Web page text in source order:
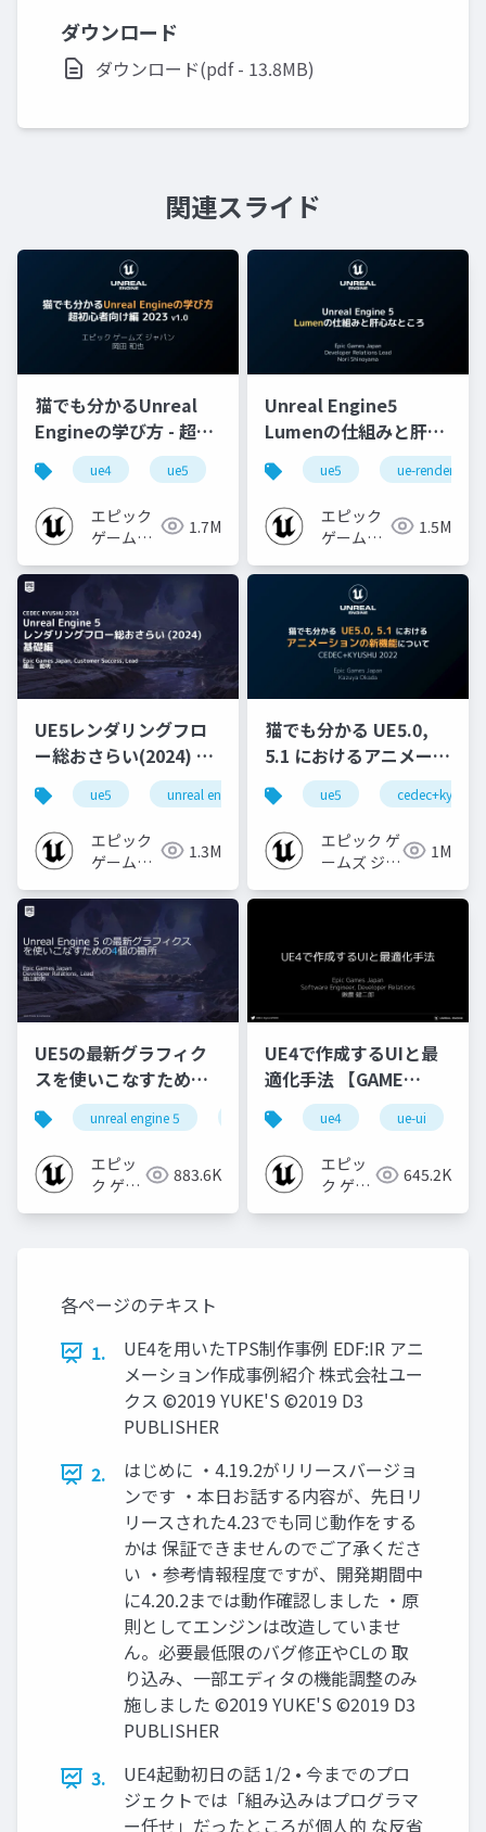
ダウンロード
ダウンロード(pdf - 13.8MB)
関連スライド
猫でも分かるUnreal
Engineの学び方 - 超初
心者向け編 - 2023 v1.0
ue4 ue5 ue-beginner
エピック
ゲームズ
1.7M
Unreal Engine5
Lumenの仕組みと肝心
なところ
ue5 ue-rendering
エピック
ゲームズ
1.5M
UE5レンダリングフロ
ー総おさらい(2024) 基
礎編！
[CEDEC+KYUSHU
2024]
ue5 unreal engine ue-rendering
エピック
ゲームズ
1.3M
猫でも分かる UE5.0,
5.1 におけるアニメーシ
ョンの新機能について
【CEDEC+KYUSHU
2022】
ue5 cedec+kyushu
エピック ゲ
ームズ ジャ
1M
UE5の最新グラフィク
スを使いこなすための4
個の勘所
[CEDEC+KYUSHU
2023]
unreal engine 5 cedec cedec+kyushu
エピッ
ク ゲー
883.6K
UE4で作成するUIと最
適化手法 【GAME
CREATORS
CONFERENCE '20】
ue4 ue-ui
エピッ
ク ゲー
645.2K
各ページのテキスト
1.
UE4を用いたTPS制作事例 EDF:IR アニ
メーション作成事例紹介 株式会社ユー
クス ©2019 YUKE'S ©2019 D3
PUBLISHER
2.
はじめに ・4.19.2がリリースバージョ
ンです ・本日お話する内容が、先日リ
リースされた4.23でも同じ動作をする
かは 保証できませんのでご了承くださ
い ・参考情報程度ですが、開発期間中
に4.20.2までは動作確認しました ・原
則としてエンジンは改造していませ
ん。必要最低限のバグ修正やCLの 取
り込み、一部エディタの機能調整のみ
施しました ©2019 YUKE'S ©2019 D3
PUBLISHER
3.
UE4起動初日の話 1/2 • 今までのプロ
ジェクトでは「組み込みはプログラマ
ー任せ」だったところが個人的 な反省